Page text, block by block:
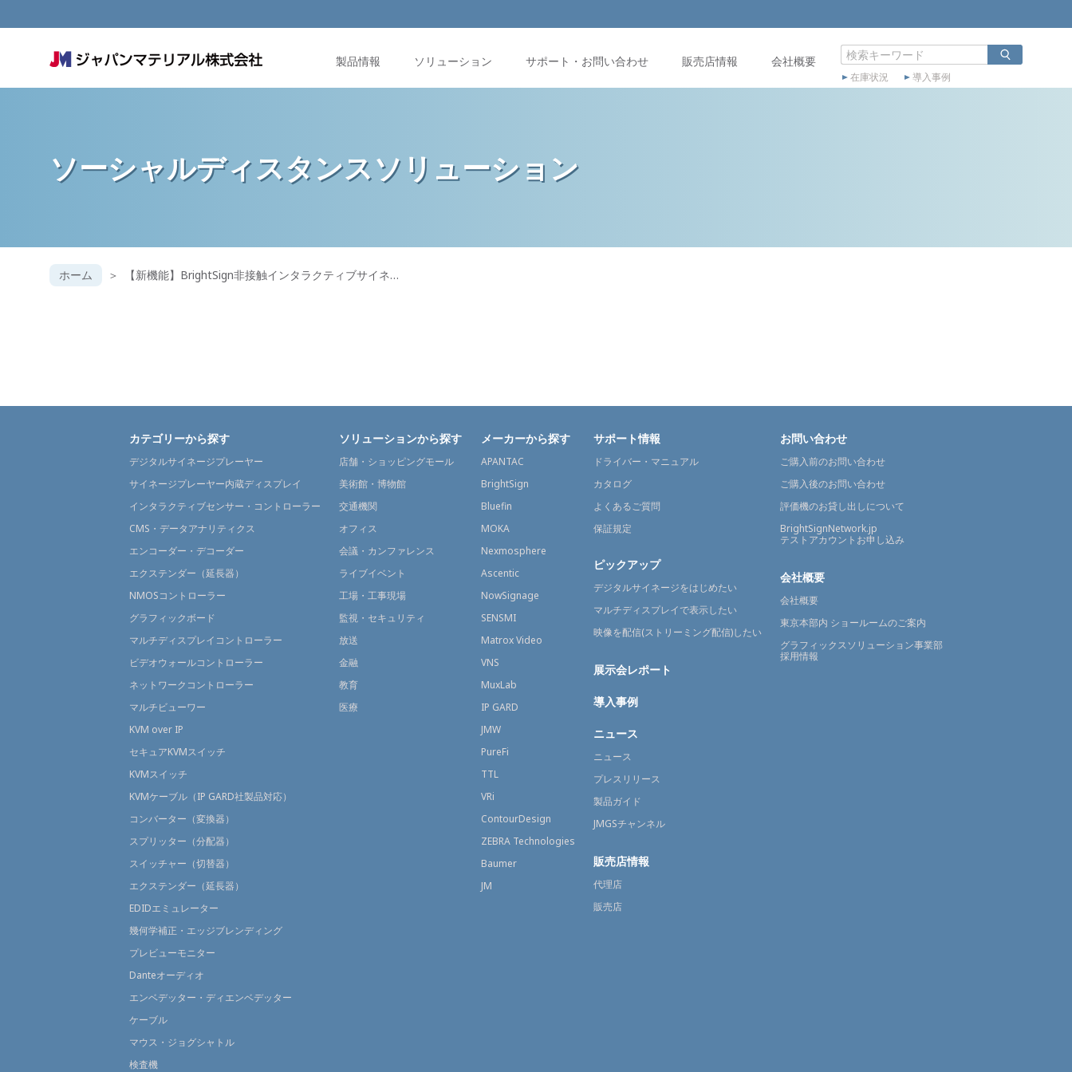
製品情報 ソリューション サポート・お問い合わせ 販売店情報 会社概要
在庫状況 導入事例
ソーシャルディスタンスソリューション
ホーム 【新機能】BrightSign非接触インタラクティブサイネ…
カテゴリーから探す
デジタルサイネージプレーヤー
サイネージプレーヤー内蔵ディスプレイ
インタラクティブセンサー・コントローラー
CMS・データアナリティクス
エンコーダー・デコーダー
エクステンダー（延長器）
NMOSコントローラー
グラフィックボード
マルチディスプレイコントローラー
ビデオウォールコントローラー
ネットワークコントローラー
マルチビューワー
KVM over IP
セキュアKVMスイッチ
KVMスイッチ
KVMケーブル（IP GARD社製品対応）
コンバーター（変換器）
スプリッター（分配器）
スイッチャー（切替器）
エクステンダー（延長器）
EDIDエミュレーター
幾何学補正・エッジブレンディング
プレビューモニター
Danteオーディオ
エンベデッター・ディエンベデッター
ケーブル
マウス・ジョグシャトル
検査機
ソリューションから探す
店舗・ショッピングモール
美術館・博物館
交通機関
オフィス
会議・カンファレンス
ライブイベント
工場・工事現場
監視・セキュリティ
放送
金融
教育
医療
メーカーから探す
APANTAC
BrightSign
Bluefin
MOKA
Nexmosphere
Ascentic
NowSignage
SENSMI
Matrox Video
VNS
MuxLab
IP GARD
JMW
PureFi
TTL
VRi
ContourDesign
ZEBRA Technologies
Baumer
JM
サポート情報
ドライバー・マニュアル
カタログ
よくあるご質問
保証規定
ピックアップ
デジタルサイネージをはじめたい
マルチディスプレイで表示したい
映像を配信(ストリーミング配信)したい
展示会レポート
導入事例
ニュース
ニュース
プレスリリース
製品ガイド
JMGSチャンネル
販売店情報
代理店
販売店
お問い合わせ
ご購入前のお問い合わせ
ご購入後のお問い合わせ
評価機のお貸し出しについて
BrightSignNetwork.jp
テストアカウントお申し込み
会社概要
会社概要
東京本部内 ショールームのご案内
グラフィックスソリューション事業部
採用情報